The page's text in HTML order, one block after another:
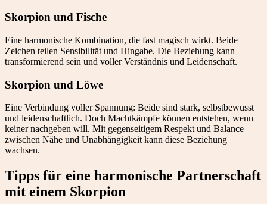
Skorpion und Fische
Eine harmonische Kombination, die fast magisch wirkt. Beide
Zeichen teilen Sensibilität und Hingabe. Die Beziehung kann
transformierend sein und voller Verständnis und Leidenschaft.
Skorpion und Löwe
Eine Verbindung voller Spannung: Beide sind stark, selbstbewusst
und leidenschaftlich. Doch Machtkämpfe können entstehen, wenn
keiner nachgeben will. Mit gegenseitigem Respekt und Balance
zwischen Nähe und Unabhängigkeit kann diese Beziehung
wachsen.
Tipps für eine harmonische Partnerschaft
mit einem Skorpion